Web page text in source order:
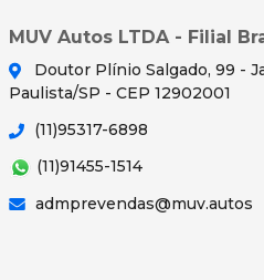
MUV Autos LTDA - Filial
Doutor Plínio Salgado, 99 -
Paulista/SP - CEP 12902001
(11)95317-6898
(11)91455-1514
admprevendas@muv.autos